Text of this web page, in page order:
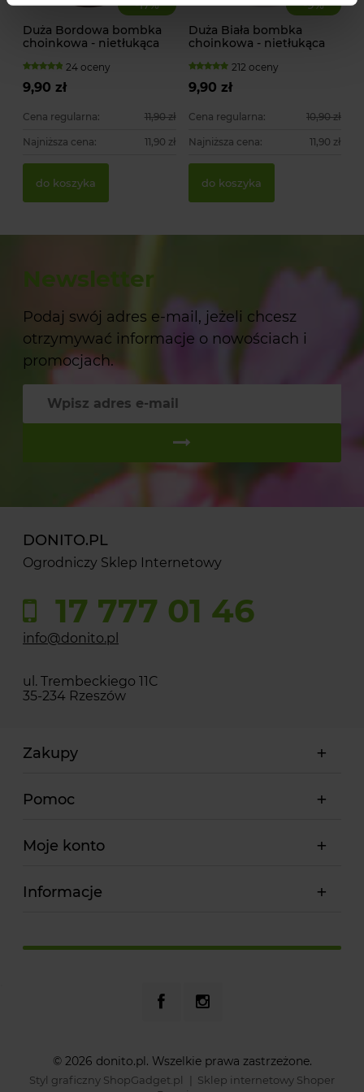
-17%
Duża Bordowa bombka
choinkowa - nietłukąca
24 oceny
9,90 zł
Cena regularna: 11,90 zł
Najniższa cena: 11,90 zł
do koszyka
-9%
Duża Biała bombka
choinkowa - nietłukąca
212 oceny
9,90 zł
Cena regularna: 10,90 zł
Najniższa cena: 11,90 zł
do koszyka
Newsletter
Podaj swój adres e-mail, jeżeli chcesz
otrzymywać informacje o nowościach i
promocjach.
DONITO.PL
Ogrodniczy Sklep Internetowy
17 777 01 46
info@donito.pl
ul. Trembeckiego 11C
35-234 Rzeszów
Zakupy
Pomoc
Moje konto
Informacje
© 2026 donito.pl. Wszelkie prawa zastrzeżone.
Styl graficzny ShopGadget.pl
Sklep internetowy Shoper